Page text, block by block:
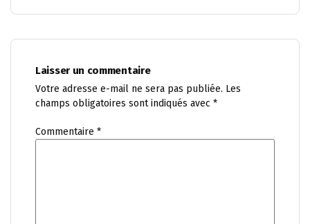
Laisser un commentaire
Votre adresse e-mail ne sera pas publiée. Les
champs obligatoires sont indiqués avec *
Commentaire *